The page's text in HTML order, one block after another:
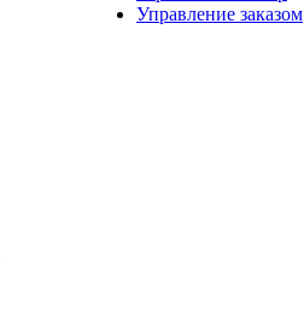
Управление заказом